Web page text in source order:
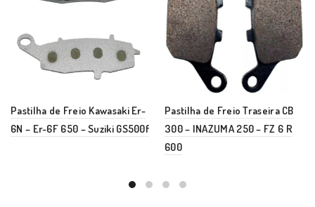
Pastilha de Freio Kawasaki Er-
6N – Er-6F 650 – Suziki GS500f
Pastilha de Freio Traseira CB
300 – INAZUMA 250 – FZ 6 R
600